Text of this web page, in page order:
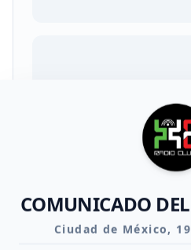
COMUNICADO
Ciudad de México,